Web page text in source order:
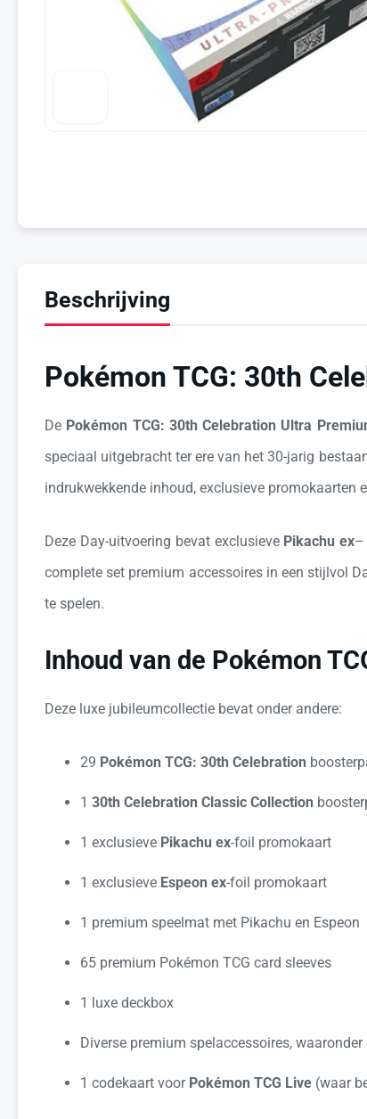
Beschrijving
Pokémon TCG: 30th
De Pokémon TCG: 30th Celebration Ultra
speciaal uitgebracht ter ere van het 30-jarig
indrukwekkende inhoud, exclusieve promokaarten
Deze Day-uitvoering bevat exclusieve Pikachu ex–
complete set premium accessoires in een stijlvol
te spelen.
Inhoud van de Pokémon
Deze luxe jubileumcollectie bevat onder andere:
29 Pokémon TCG: 30th Celebration
1 30th Celebration Classic Collection
1 exclusieve Pikachu ex-foil promokaart
1 exclusieve Espeon ex-foil promokaart
1 premium speelmat met Pikachu en Espeon
65 premium Pokémon TCG card sleeves
1 luxe deckbox
Diverse premium spelaccessoires,
1 codekaart voor Pokémon TCG Live (waar